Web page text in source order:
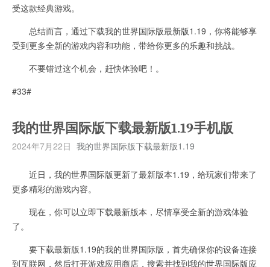
受这款经典游戏。
总结而言，通过下载我的世界国际版最新版1.19，你将能够享
受到更多全新的游戏内容和功能，带给你更多的乐趣和挑战。
不要错过这个机会，赶快体验吧！。
#33#
我的世界国际版下载最新版1.19手机版
2024年7月22日 我的世界国际版下载最新版1.19
近日，我的世界国际版更新了最新版本1.19，给玩家们带来了
更多精彩的游戏内容。
现在，你可以立即下载最新版本，尽情享受全新的游戏体验
了。
要下载最新版1.19的我的世界国际版，首先确保你的设备连接
到互联网，然后打开游戏应用商店，搜索并找到我的世界国际版应